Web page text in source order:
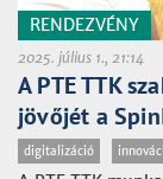
RENDEZVÉNY
2025. július 1., 21:14
A PTE TTK
jövőjét a
digitalizáció